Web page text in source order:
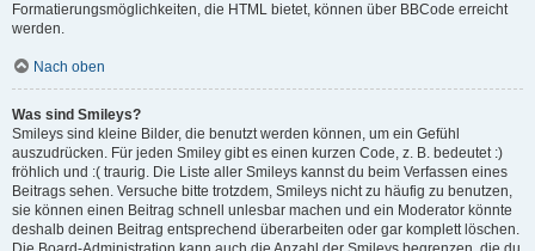
Formatierungsmöglichkeiten, die HTML bietet, können über BBCode erreicht
werden.
Nach oben
Was sind Smileys?
Smileys sind kleine Bilder, die benutzt werden können, um ein Gefühl
auszudrücken. Für jeden Smiley gibt es einen kurzen Code, z. B. bedeutet :)
fröhlich und :( traurig. Die Liste aller Smileys kannst du beim Verfassen eines
Beitrags sehen. Versuche bitte trotzdem, Smileys nicht zu häufig zu benutzen,
sie können einen Beitrag schnell unlesbar machen und ein Moderator könnte
deshalb deinen Beitrag entsprechend überarbeiten oder gar komplett löschen.